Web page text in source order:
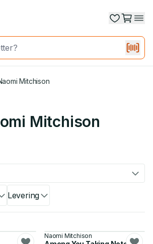
Mitchison
Mitchison
Levering
Naomi Mitchison